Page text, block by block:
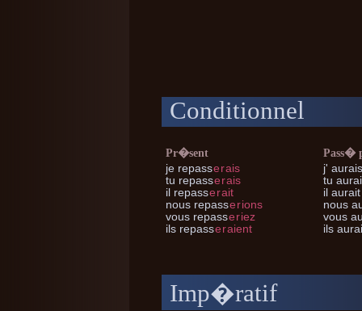
Conditionnel
Pr�sent
je repasserais
tu repasserais
il repasserait
nous repasserions
vous repasseriez
ils repasseraient
Pass�
j'
tu
il
nous
vous
ils
Imp�ratif